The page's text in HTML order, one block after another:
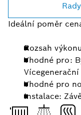
Ideální poměr
Rozsah
Vhodné pro:
Vhodné pro
Instalace: